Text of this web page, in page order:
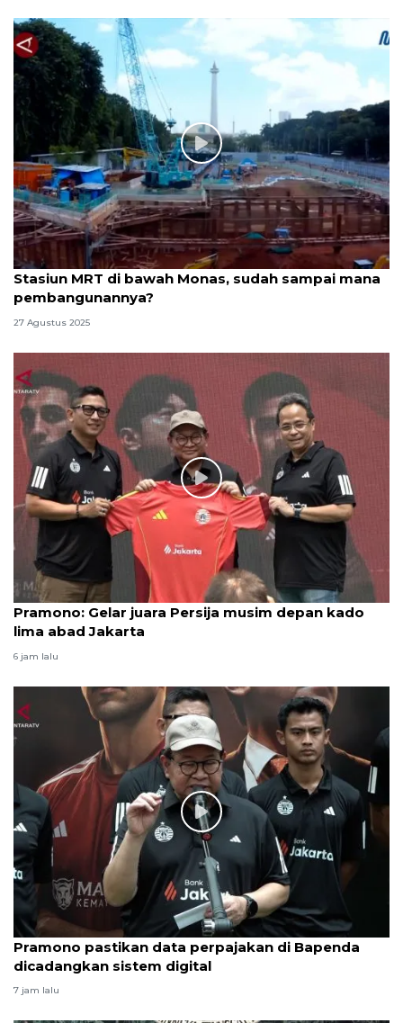
Stasiun MRT di bawah Monas, sudah sampai mana
pembangunannya?
27 Agustus 2025
Pramono: Gelar juara Persija musim depan kado
lima abad Jakarta
6 jam lalu
Pramono pastikan data perpajakan di Bapenda
dicadangkan sistem digital
7 jam lalu